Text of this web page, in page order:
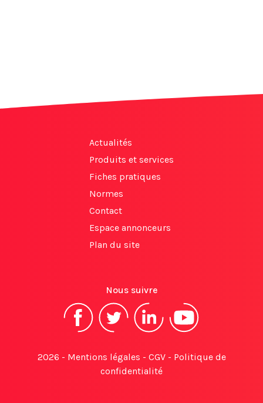
Actualités
Produits et services
Fiches pratiques
Normes
Contact
Espace annonceurs
Plan du site
Nous suivre
2026 - Mentions légales - CGV- Politique de
confidentialité